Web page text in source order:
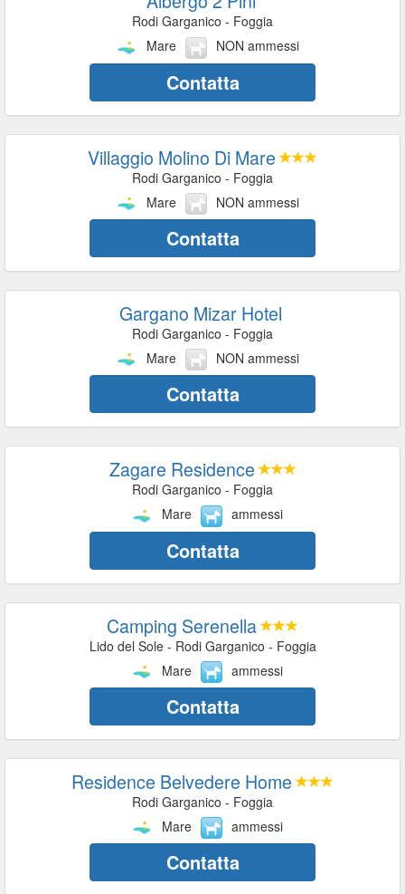
Rodi Garganico - Foggia
Mare
NON ammessi
Contatta
Villaggio Molino Di Mare
Rodi Garganico - Foggia
Mare
NON ammessi
Contatta
Gargano Mizar Hotel
Rodi Garganico - Foggia
Mare
NON ammessi
Contatta
Zagare Residence
Rodi Garganico - Foggia
Mare
ammessi
Contatta
Camping Serenella
Lido del Sole - Rodi Garganico - Foggia
Mare
ammessi
Contatta
Residence Belvedere Home
Rodi Garganico - Foggia
Mare
ammessi
Contatta